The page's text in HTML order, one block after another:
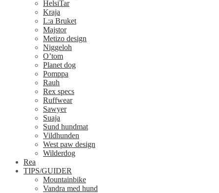
HelsiTar
Kraja
L:a Bruket
Majstor
Metizo design
Niggeloh
O’tom
Planet dog
Pomppa
Rauh
Rex specs
Ruffwear
Sawyer
Suaja
Sund hundmat
Vildhunden
West paw design
Wilderdog
Rea
TIPS/GUIDER
Mountainbike
Vandra med hund